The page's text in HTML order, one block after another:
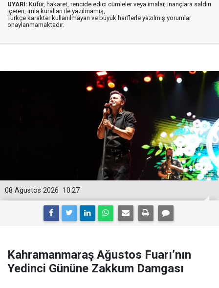
UYARI: Küfür, hakaret, rencide edici cümleler veya imalar, inançlara saldırı
içeren, imla kuralları ile yazılmamış,
Türkçe karakter kullanılmayan ve büyük harflerle yazılmış yorumlar
onaylanmamaktadır.
10:27
08 Ağustos 2026
Kahramanmaraş Ağustos Fuarı’nın
Yedinci Gününe Zakkum Damgası